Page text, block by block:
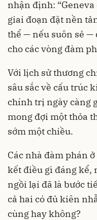
nhận định:
giai đoạn đặt nền
thể — nếu suôn sẻ
cho các vòng đàm
Với lịch sử thương
sâu sắc về cấu trúc
chính trị ngày càng
mong đợi một thỏa
sớm một chiều.
Các nhà đàm phán
kết điều gì đáng kể,
ngồi lại đã là bước
cả hai có đủ kiên
cùng hay không?